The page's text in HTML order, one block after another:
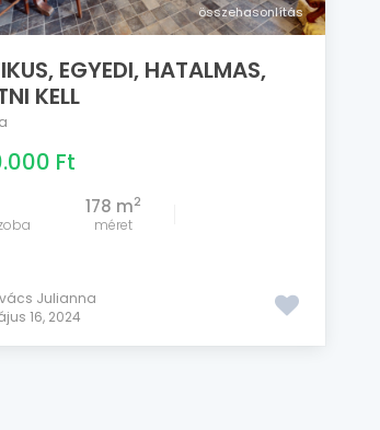
összehasonlítás
EGYEDI, HATALMAS,
KELL
Ft
178 m2
méret
Julianna
16, 2024